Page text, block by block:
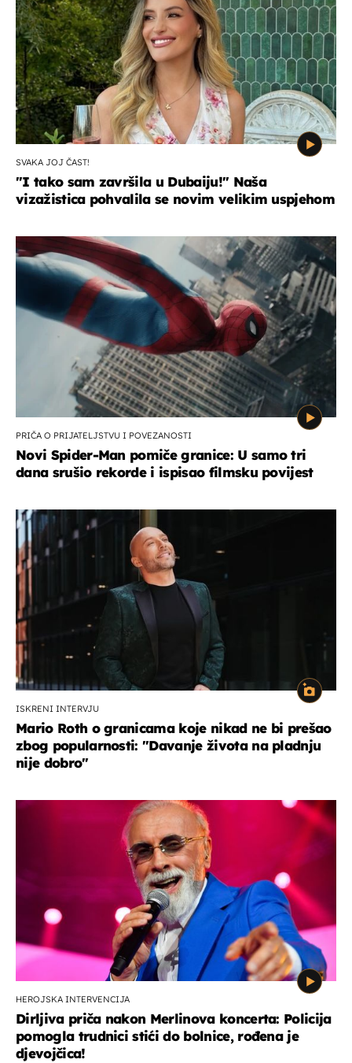
SVAKA JOJ ČAST!
"I tako sam završila u Dubaiju!" Naša
vizažistica pohvalila se novim velikim uspjehom
PRIČA O PRIJATELJSTVU I POVEZANOSTI
Novi Spider-Man pomiče granice: U samo tri
dana srušio rekorde i ispisao filmsku povijest
ISKRENI INTERVJU
Mario Roth o granicama koje nikad ne bi prešao
zbog popularnosti: "Davanje života na pladnju
nije dobro"
HEROJSKA INTERVENCIJA
Dirljiva priča nakon Merlinova koncerta: Policija
pomogla trudnici stići do bolnice, rođena je
djevojčica!